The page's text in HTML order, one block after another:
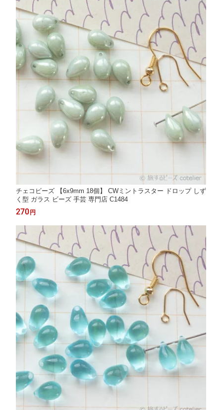
チェコビーズ 【6x9mm 18個】 CWミントラスター ドロップ しず
く型 ガラス ビーズ 手芸 専門店 C1484
270 円